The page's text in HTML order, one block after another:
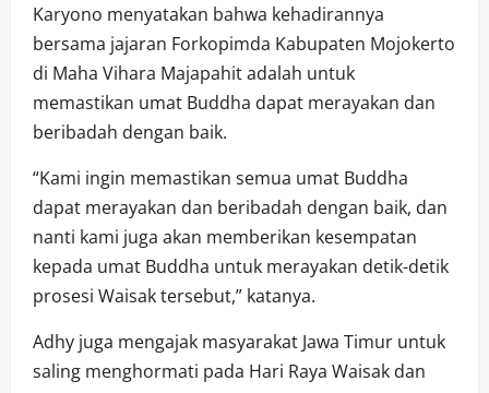
Karyono menyatakan bahwa kehadirannya
bersama jajaran Forkopimda Kabupaten Mojokerto
di Maha Vihara Majapahit adalah untuk
memastikan umat Buddha dapat merayakan dan
beribadah dengan baik.
“Kami ingin memastikan semua umat Buddha
dapat merayakan dan beribadah dengan baik, dan
nanti kami juga akan memberikan kesempatan
kepada umat Buddha untuk merayakan detik-detik
prosesi Waisak tersebut,” katanya.
Adhy juga mengajak masyarakat Jawa Timur untuk
saling menghormati pada Hari Raya Waisak dan